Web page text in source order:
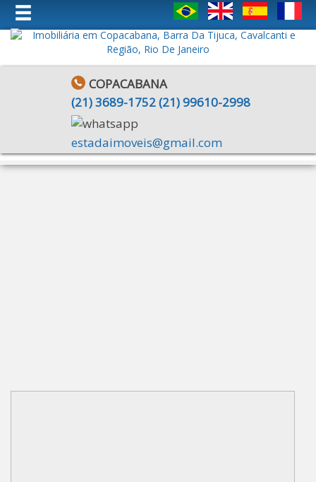
COPACABANA
(21)3689-1752(21)99610-2998
estadaimoveis@gmail.com